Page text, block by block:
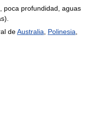
poca profundidad, aguas
deAustralia, Polinesia,